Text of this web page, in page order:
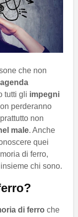
che non
agenda
tutti gli impegni
perderanno
non
male. Anche
quei
di ferro,
chi sono.
di ferro che